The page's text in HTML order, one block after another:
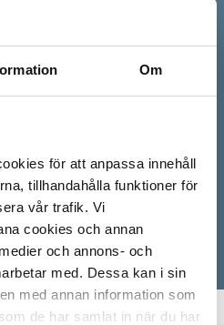
Om
för att anpassa innehåll
tillhandahålla funktioner för
vår trafik. Vi
cookies och annan
och annons- och
med. Dessa kan i sin
med annan information som
de har samlat in när du har